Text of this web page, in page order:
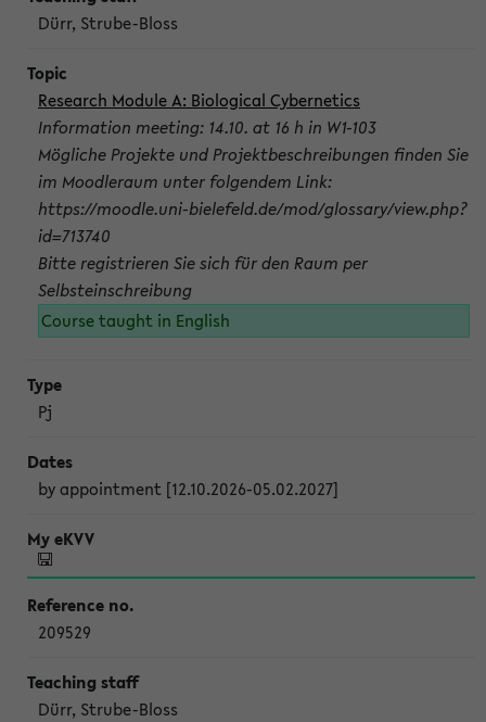
Dürr, Strube-Bloss
Research Module A: Biological Cybernetics
Information meeting: 14.10. at 16 h in W1-103
Mögliche Projekte und Projektbeschreibungen finden Sie
im Moodleraum unter folgendem Link:
https://moodle.uni-bielefeld.de/mod/glossary/view.php?
id=713740
Bitte registrieren Sie sich für den Raum per
Selbsteinschreibung
Course taught in English
Pj
by appointment [12.10.2026-05.02.2027]
209529
Dürr, Strube-Bloss